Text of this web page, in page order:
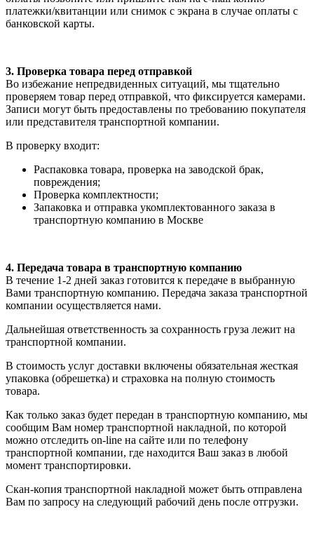
платежки/квитанции или снимок с экрана в случае оплаты с
банковской карты.
3. Проверка товара перед отправкой
Во избежание непредвиденных ситуаций, мы тщательно
проверяем товар перед отправкой, что фиксируется камерами.
Записи могут быть предоставлены по требованию покупателя
или представителя транспортной компании.
В проверку входит:
Распаковка товара, проверка на заводской брак,
повреждения;
Проверка комплектности;
Запаковка и отправка укомплектованного заказа в
транспортную компанию в Москве
4. Передача товара в транспортную компанию
В течение 1-2 дней заказ готовится к передаче в выбранную
Вами транспортную компанию. Передача заказа транспортной
компании осуществляется нами.
Дальнейшая ответственность за сохранность груза лежит на
транспортной компании.
В стоимость услуг доставки включены обязательная жесткая
упаковка (обрешетка) и страховка на полную стоимость
товара.
Как только заказ будет передан в транспортную компанию, мы
сообщим Вам номер транспортной накладной, по которой
можно отследить on-line на сайте или по телефону
транспортной компании, где находится Ваш заказ в любой
момент транспортировки.
Скан-копия транспортной накладной может быть отправлена
Вам по запросу на следующий рабочий день после отгрузки.